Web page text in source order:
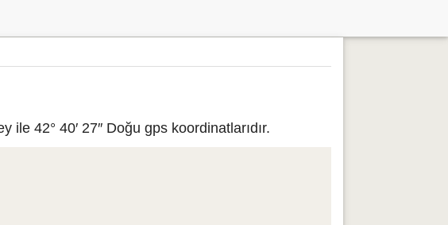
42° 40′ 27″ Doğu gps koordinatlarıdır.